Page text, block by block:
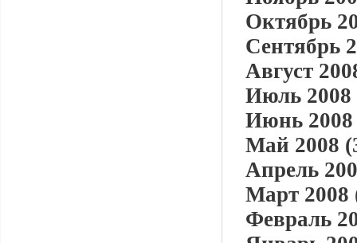
Октябрь
Сентябрь
Август
Июль 2008
Июнь 2008
Май 2008
Апрель
Март 2008
Февраль